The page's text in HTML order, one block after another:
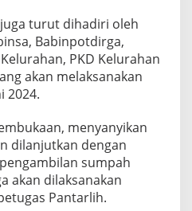
turut dihadiri oleh
Babinpotdirga,
PKD Kelurahan
akan melaksanakan
2024.
menyanyikan
dilanjutkan dengan
sumpah
akan dilaksanakan
Pantarlih.